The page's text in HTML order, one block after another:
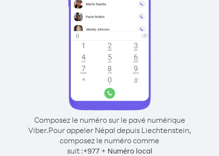
Composez le numéro sur le pavé numérique
Viber.Pour appeler Népal depuis Liechtenstein,
composez le numéro comme
suit :+977+ Numéro local